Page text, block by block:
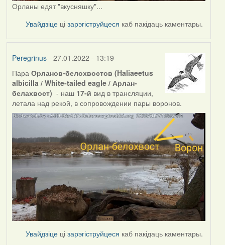
Орланы едят "вкусняшку"...
Увайдзіце цізарэгіструйцеся каб пакідаць каментары.
Peregrinus- 27.01.2022 - 13:19
Пара Орланов-белохвостов (Haliaeetus
albicilla / White-tailed eagle / Арлан-
белахвост) - наш 17-й вид в трансляции,
летала над рекой, в сопровождении пары воронов.
Увайдзіце цізарэгіструйцеся каб пакідаць каментары.